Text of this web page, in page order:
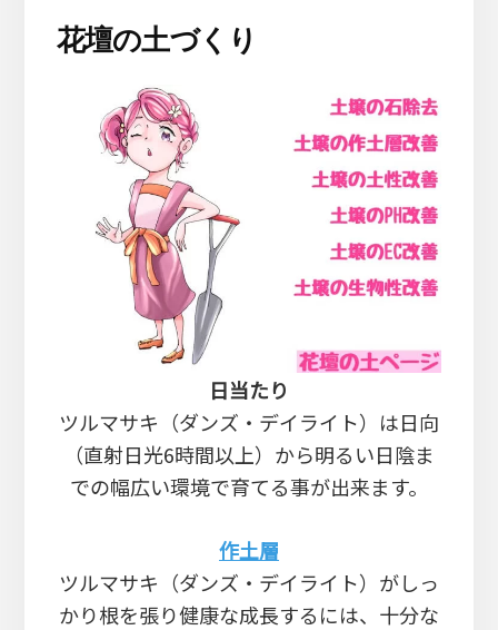
花壇の土づくり
日当たり
ツルマサキ（ダンズ・デイライト）は日向
（直射日光6時間以上）から明るい日陰ま
での幅広い環境で育てる事が出来ます。
作土層
ツルマサキ（ダンズ・デイライト）がしっ
かり根を張り健康な成長するには、十分な